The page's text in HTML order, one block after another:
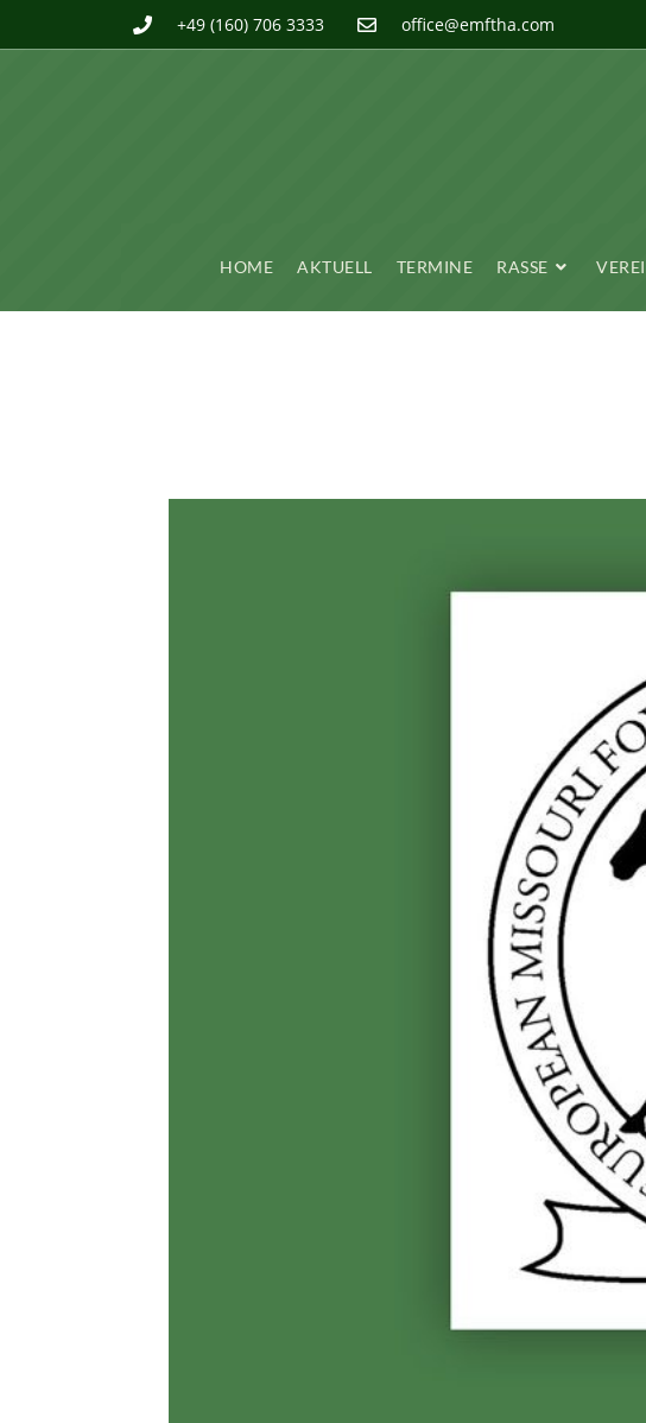
+49 (160) 706 3333 office@emftha.com
HOME AKTUELL TERMINE RASSE